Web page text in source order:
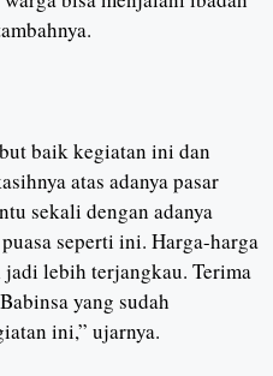
baik kegiatan ini dan
atas adanya pasar
sekali dengan adanya
seperti ini. Harga-harga
jadi lebih terjangkau. Terima
yang sudah
ini,” ujarnya.